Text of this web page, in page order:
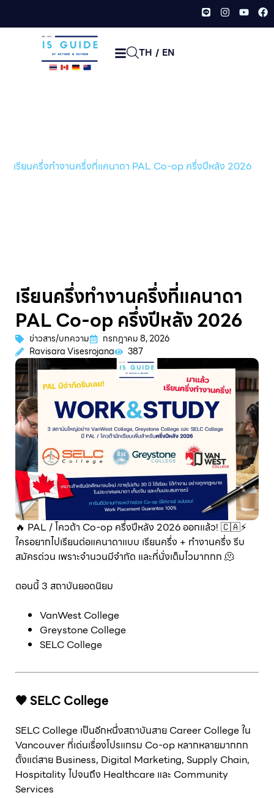
TH / EN
เรียนครึ่งทำงานครึ่งที่แคนาดา PAL Co-op ครึ่งปีหลัง 2026
เรียนครึ่งทำงานครึ่งที่แคนาดา
PAL Co-op ครึ่งปีหลัง 2026
ข่าวสาร/บทความ
กรกฎาคม 8, 2026
Ravisara Visesrojana
387
🔥 PAL / โควต้า Co-op ครึ่งปีหลัง 2026 ออกแล้ว! 🇨🇦⚡️
ใครอยากไปเรียนต่อแคนาดาแบบ เรียนครึ่ง + ทำงานครึ่ง รีบ
สมัครด่วน เพราะจำนวนมีจำกัด และที่นั่งเต็มไวมากกก 🫠
ตอนนี้ 3 สถาบันยอดนิยม
VanWest College
Greystone College
SELC College
🧡 SELC College
SELC College เป็นอีกหนึ่งสถาบันสาย Career College ใน
Vancouver ที่เด่นเรื่องโปรแกรม Co-op หลากหลายมากกก
ตั้งแต่สาย Business, Digital Marketing, Supply Chain,
Hospitality ไปจนถึง Healthcare และ Community
Services